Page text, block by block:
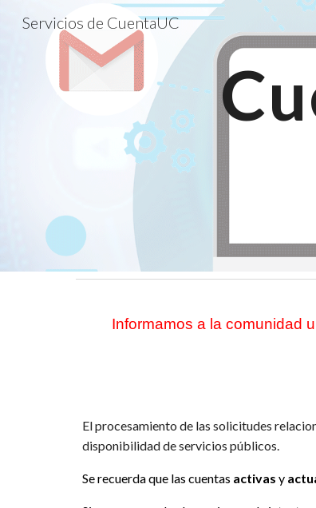
Servicios de CuentaUC
Informamos a la comunidad
El procesamiento de las solicitudes
disponibilidad de servicios públicos.
Se recuerda que las cuentas activas y